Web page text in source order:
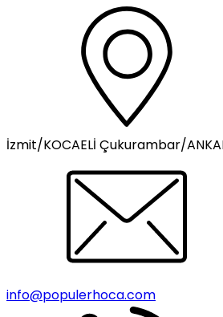
İzmit/KOCAELİ Çukurambar/
info@populerhoca.com